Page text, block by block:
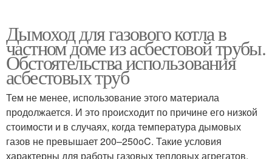
Дымоход для газового котла в
частном доме из асбестовой трубы.
Обстоятельства использования
асбестовых труб
Тем не менее, использование этого материала
продолжается. И это происходит по причине его низкой
стоимости и в случаях, когда температура дымовых
газов не превышает 200–250oC. Такие условия
характерны для работы газовых тепловых агрегатов.